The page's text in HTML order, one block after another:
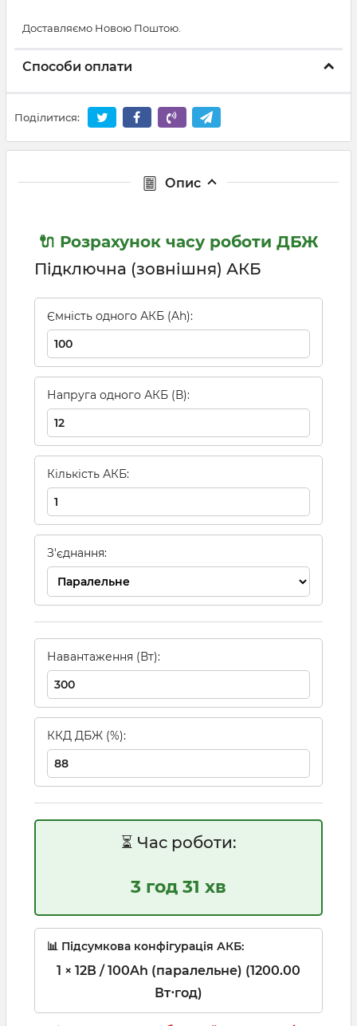
Доставляємо Новою Поштою.
Способи оплати
Поділитися:
Опис
🔌 Розрахунок часу роботи ДБЖ
Підключна (зовнішня) АКБ
Ємність одного АКБ (Ah):
Напруга одного АКБ (В):
Кількість АКБ:
З'єднання:
Навантаження (Вт):
ККД ДБЖ (%):
⏳ Час роботи:
3 год 31 хв
📊 Підсумкова конфігурація АКБ:
1 × 12В / 100Ah (паралельне) (1200.00
Вт⋅год)